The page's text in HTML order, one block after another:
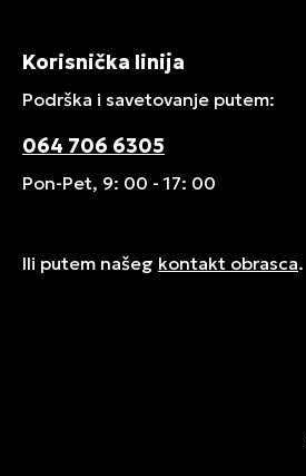
Korisnička linija
Podrška i savetovanje putem:
064 706 6305
Pon-Pet, 9: 00 - 17: 00
Ili putem našeg kontakt obrasca.